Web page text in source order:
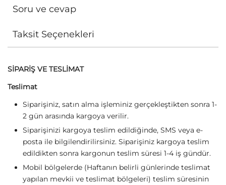
Soru ve cevap
Taksit Seçenekleri
SİPARİŞ VE TESLİMAT
Teslimat
Siparişiniz, satın alma işleminiz gerçekleştikten sonra 1-
2 gün arasında kargoya verilir.
Siparişinizi kargoya teslim edildiğinde, SMS veya e-
posta ile bilgilendirilirsiniz. Siparişiniz kargoya teslim
edildikten sonra kargonun teslim süresi 1-4 iş gündür.
Mobil bölgelerde (Haftanın belirli günlerinde teslimat
yapılan mevkii ve teslimat bölgeleri) teslim süresinin